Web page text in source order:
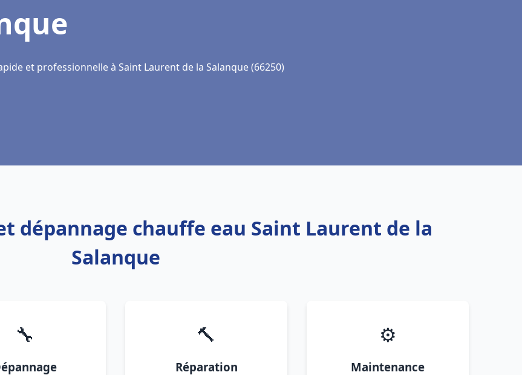
et professionnelle à Saint Laurent de la Salanque (66250)
dépannage chauffe eau Saint Laurent de la
Salanque
🔧 🔨
Réparation
⚙️
Maintenance